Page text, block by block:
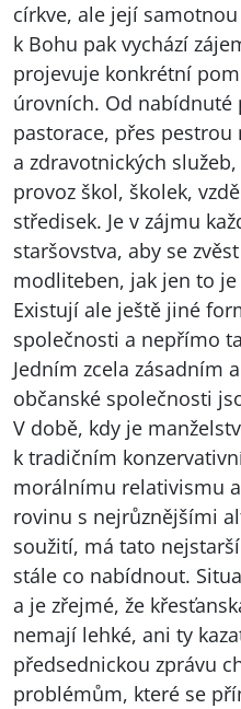
církve, ale její
k Bohu pak vychází
projevuje konkrétní
úrovních. Od
pastorace, přes
a zdravotnických
provoz škol, školek,
středisek. Je v zájmu
staršovstva, aby se
modliteben, jak jen to je
Existují ale ještě jiné
společnosti a nepřímo
Jedním zcela zásadním
občanské společnosti
V době, kdy je
k tradičním
morálnímu relativismu
rovinu s nejrůznějšími
soužití, má tato
stále co nabídnout.
a je zřejmé, že
nemají lehké, ani ty
předsednickou zprávu
problémům, které se